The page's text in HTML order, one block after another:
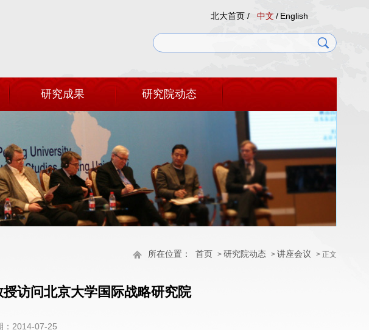
北大首页 / 中文 / English
研究成果 研究院动态
所在位置： 首页 > 研究院动态 > 讲座会议 > 正文
访问北京大学国际战略研究院
：2014-07-25